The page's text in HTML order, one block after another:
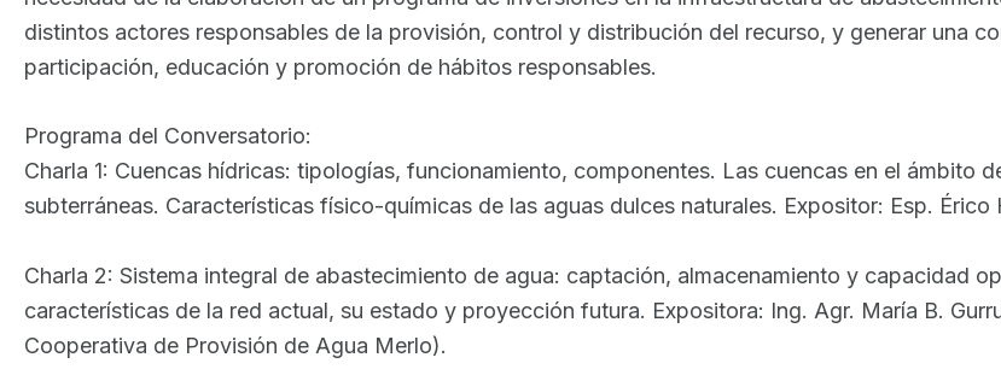
distintos actores responsables de la provisión, control y distribución del recurso, y generar una
participación, educación y promoción de hábitos responsables.
Programa del Conversatorio:
Charla 1: Cuencas hídricas: tipologías, funcionamiento, componentes. Las cuencas en el ámbito
subterráneas. Características físico-químicas de las aguas dulces naturales. Expositor: Esp.
Charla 2: Sistema integral de abastecimiento de agua: captación, almacenamiento y capacidad
características de la red actual, su estado y proyección futura. Expositora: Ing. Agr. María B.
Cooperativa de Provisión de Agua Merlo).